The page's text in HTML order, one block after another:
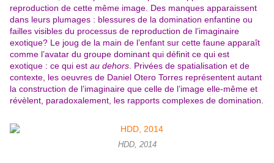
reproduction de cette même image. Des manques apparaissent
dans leurs plumages : blessures de la domination enfantine ou
failles visibles du processus de reproduction de l’imaginaire
exotique? Le joug de la main de l’enfant sur cette faune apparaît
comme l’avatar du groupe dominant qui définit ce qui est
exotique : ce qui est au dehors . Privées de spatialisation et de
contexte, les oeuvres de Daniel Otero Torres représentent autant
la construction de l’imaginaire que celle de l’image elle-même et
révèlent, paradoxalement, les rapports complexes de domination.
HDD, 2014